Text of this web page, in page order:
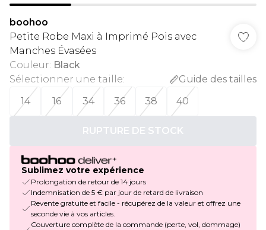
boohoo
Petite Robe Maxi à Imprimé Pois avec
Manches Évasées
Couleur: Black
Sélectionner une taille:
Guide des tailles
14
16 34 36 38 40
RUPTURE DE STOCK
Sublimez votre expérience
Prolongation de retour de 14 jours
Indemnisation de 5 € par jour de retard de livraison
Revente gratuite et facile - récupérez de la valeur et offrez une
seconde vie à vos articles.
Couverture complète de la commande (perte, vol, dommage)